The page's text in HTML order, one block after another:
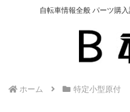
自転車情報全般 パーツ購
ホーム 特定小型原付